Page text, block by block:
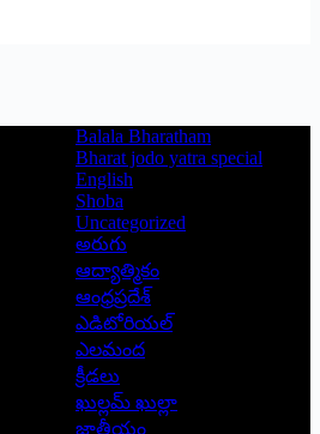
Balala Bharatham
Bharat jodo yatra special
English
Shoba
Uncategorized
అరుగు
ఆద్యాత్మికం
ఆంధ్రప్రదేశ్
ఎడిటోరియల్
ఎలమంద
క్రీడలు
ఖుల్లమ్ ఖుల్లా
జాతీయం